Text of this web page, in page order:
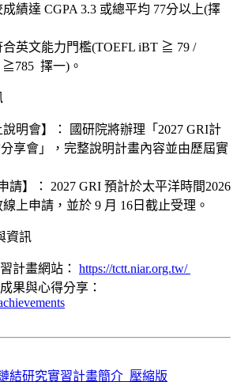
績達 CGPA 3.3 或總平均 77分以上(擇
英文能力門檻(TOEFL iBT ≧ 79 /
擇一)。
明會】： 國研院將辦理「2027 GRI計
享會」，完整說明計畫內容並由歷屆實
】： 2027 GRI 預計於太平洋時間2026
上申請，並於 9 月 16日截止受理。
資訊
計畫網站： https://tctt.niar.org.tw/
果與心得分享：
結研究實習計畫簡介_壓縮版